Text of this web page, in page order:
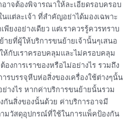
อาจต้องพิจารณาให้ละเอียดรอบครอบ
แต่ละเจ้า ที่สำคัญอย่าได้มองเฉพาะ
ยงอย่างเดียว แต่เราควรรู้ควรทราบ
ายที่ผู้ให้บริการขนย้ายเจ้านั้นๆเสนอ
ห้กับเราครอบคลุมและไม่ครอบคลุม
งการเราของหรือไม่อย่างไร รวมถึง
รบรรจุหีบห่อสิ่งของเครื่องใช้ต่างๆนั้น
างไร หากค่าบริการขนย้ายนั้นรวม
นสิ่งของนั้นด้วย ค่าบริการอาจมี
มวัสดุอุปกรณ์ที่ใช้ในการแพ็คป้องกัน